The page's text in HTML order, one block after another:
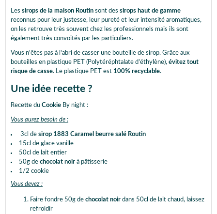
Les sirops de la maison Routin sont des sirops haut de gamme
reconnus pour leur justesse, leur pureté et leur intensité aromatiques,
on les retrouve très souvent chez les professionnels mais ils sont
également très convoités par les particuliers.
Vous n'êtes pas à l'abri de casser une bouteille de sirop. Grâce aux
bouteilles en plastique PET (Polytéréphtalate d’éthylène), évitez tout
risque de casse. Le plastique PET est 100% recyclable.
Une idée recette ?
Recette du Cookie By night :
Vous aurez besoin de :
3cl de sirop 1883 Caramel beurre salé Routin
15cl de glace vanille
50cl de lait entier
50g de chocolat noir à pâtisserie
1/2 cookie
Vous devez :
Faire fondre 50g de chocolat noir dans 50cl de lait chaud, laissez
refroidir